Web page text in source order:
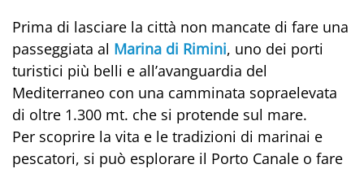
Prima di lasciare la città non mancate di fare una
passeggiata al Marina di Rimini, uno dei porti
turistici più belli e all’avanguardia del
Mediterraneo con una camminata sopraelevata
di oltre 1.300 mt. che si protende sul mare.
Per scoprire la vita e le tradizioni di marinai e
pescatori, si può esplorare il Porto Canale o fare